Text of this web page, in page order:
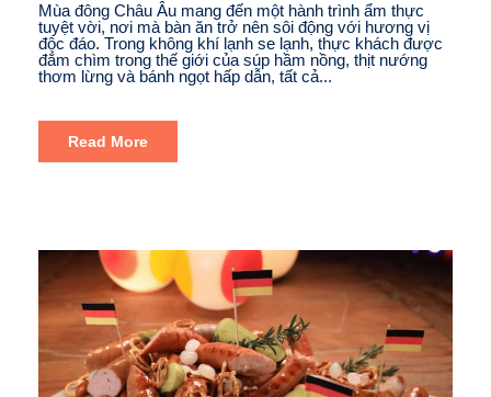
Mùa đông Châu Âu mang đến một hành trình ẩm thực
tuyệt vời, nơi mà bàn ăn trở nên sôi động với hương vị
độc đáo. Trong không khí lạnh se lạnh, thực khách được
đắm chìm trong thế giới của súp hầm nồng, thịt nướng
thơm lừng và bánh ngọt hấp dẫn, tất cả...
Read More